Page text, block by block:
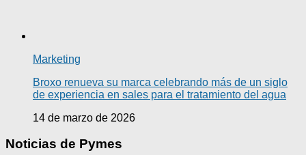
Marketing
Broxo renueva su marca celebrando más de un siglo
de experiencia en sales para el tratamiento del agua
14 de marzo de 2026
Noticias de Pymes